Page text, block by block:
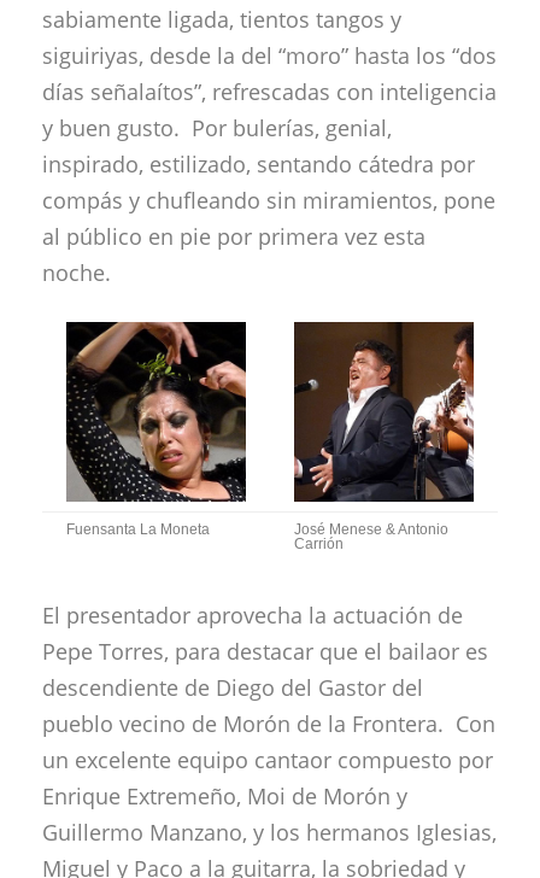
sabiamente ligada, tientos tangos y
siguiriyas, desde la del “moro” hasta los “dos
días señalaítos”, refrescadas con inteligencia
y buen gusto. Por bulerías, genial,
inspirado, estilizado, sentando cátedra por
compás y chufleando sin miramientos, pone
al público en pie por primera vez esta
noche.
Fuensanta La Moneta
José Menese & Antonio
Carrión
El presentador aprovecha la actuación de
Pepe Torres, para destacar que el bailaor es
descendiente de Diego del Gastor del
pueblo vecino de Morón de la Frontera. Con
un excelente equipo cantaor compuesto por
Enrique Extremeño, Moi de Morón y
Guillermo Manzano, y los hermanos Iglesias,
Miguel y Paco a la guitarra, la sobriedad y